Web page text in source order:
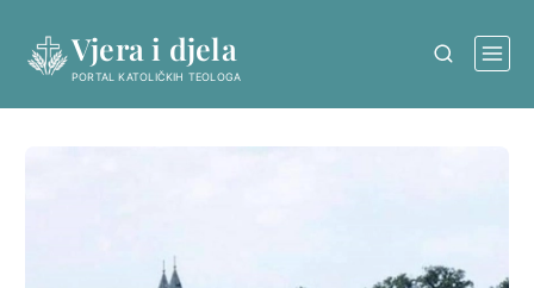
content
Vjera i djela
PORTAL KATOLIČKIH TEOLOGA